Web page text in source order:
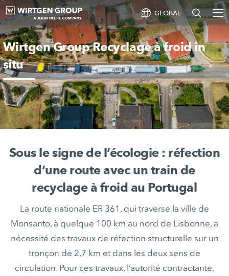
GLOBAL
Wirtgen Group Recyclage à froid in
situ
Sous le signe de l’écologie : réfection
d’une route avec un train de
recyclage à froid au Portugal
La route nationale ER 361, qui traverse la ville de
Monsanto, à quelque 100 km au nord de Lisbonne, a
nécessité des travaux de réfection structurelle sur un
tronçon de 2,7 km et dans les deux sens de
circulation. Pour ces travaux, l’autorité contractante,